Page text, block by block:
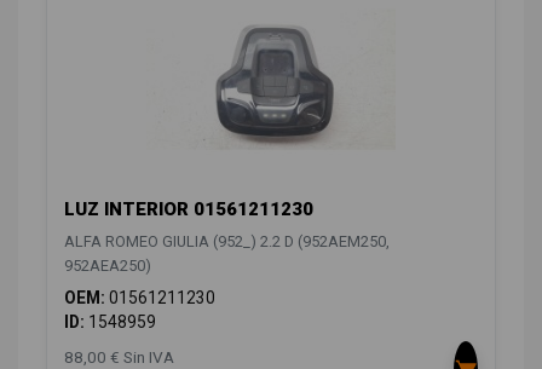
LUZ INTERIOR 01561211230
ALFA ROMEO GIULIA (952_) 2.2 D (952AEM250,
952AEA250)
OEM: 01561211230
ID: 1548959
88,00 € Sin IVA